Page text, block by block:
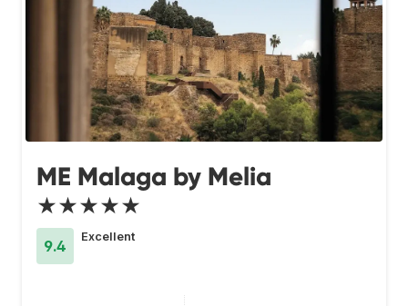
ME Malaga by Melia
★★★★★
9.4
Excellent